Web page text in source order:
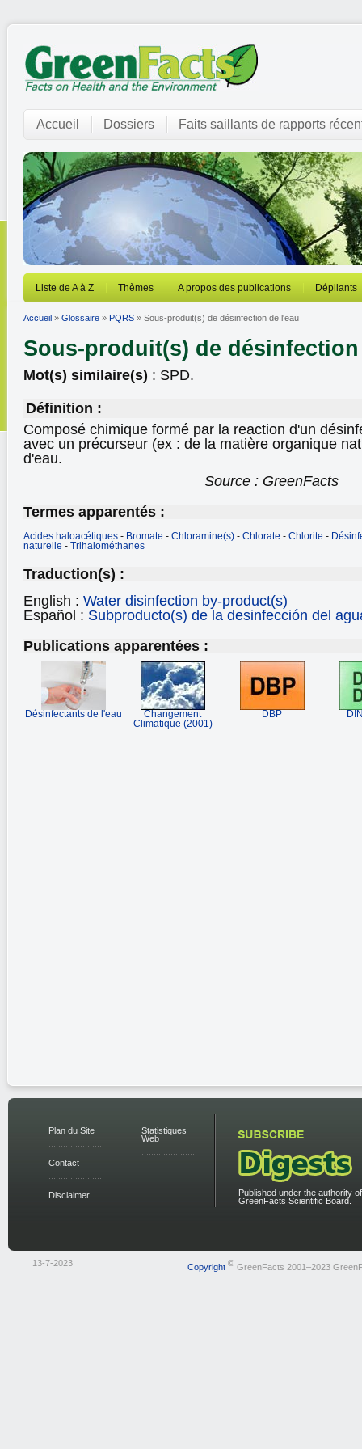
Accueil Dossiers Faits saillants de rapports
Liste de A à Z Thèmes A propos des publications Dépliants
Accueil » Glossaire » PQRS » Sous-produit(s) de désinfection de l'eau
Sous-produit(s) de
Mot(s) similaire(s) : SPD.
Définition :
Composé chimique formé par la reaction d'un
avec un précurseur (ex : de la matière organique
d'eau.
Source : GreenFacts
Termes apparentés :
Acides haloacétiques - Bromate - Chloramine(s) - Chlorate - Chlorite -
naturelle - Trihalométhanes
Traduction(s) :
English : Water disinfection by-product(s)
Español : Subproducto(s) de la desinfección del
Publications apparentées :
Désinfectants de l'eau
Changement
Climatique (2001)
DBP
Plan du Site
Contact
Disclaimer
Statistiques
Web
Published under the authority
GreenFacts Scientific Board.
13-7-2023 Copyright ©GreenFacts 2001–2023